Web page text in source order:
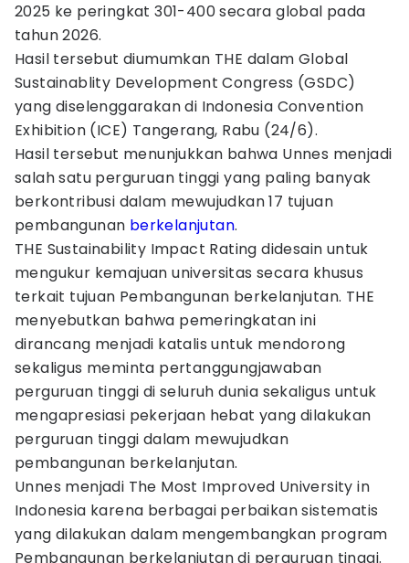
2025 ke peringkat 301-400 secara global pada
tahun 2026.
Hasil tersebut diumumkan THE dalam Global
Sustainablity Development Congress (GSDC)
yang diselenggarakan di Indonesia Convention
Exhibition (ICE) Tangerang, Rabu (24/6).
Hasil tersebut menunjukkan bahwa Unnes menjadi
salah satu perguruan tinggi yang paling banyak
berkontribusi dalam mewujudkan 17 tujuan
pembangunan berkelanjutan.
THE Sustainability Impact Rating didesain untuk
mengukur kemajuan universitas secara khusus
terkait tujuan Pembangunan berkelanjutan. THE
menyebutkan bahwa pemeringkatan ini
dirancang menjadi katalis untuk mendorong
sekaligus meminta pertanggungjawaban
perguruan tinggi di seluruh dunia sekaligus untuk
mengapresiasi pekerjaan hebat yang dilakukan
perguruan tinggi dalam mewujudkan
pembangunan berkelanjutan.
Unnes menjadi The Most Improved University in
Indonesia karena berbagai perbaikan sistematis
yang dilakukan dalam mengembangkan program
Pembangunan berkelanjutan di perguruan tinggi.